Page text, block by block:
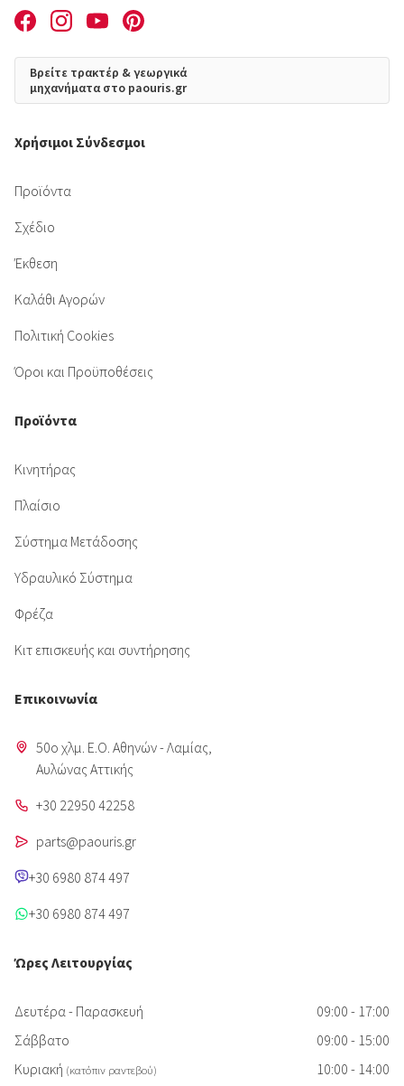
Βρείτε τρακτέρ & γεωργικά
μηχανήματα στο paouris.gr
Χρήσιμοι Σύνδεσμοι
Προϊόντα
Σχέδιο
Έκθεση
Καλάθι Αγορών
Πολιτική Cookies
Όροι και Προϋποθέσεις
Προϊόντα
Κινητήρας
Πλαίσιο
Σύστημα Μετάδοσης
Υδραυλικό Σύστημα
Φρέζα
Κιτ επισκευής και συντήρησης
Επικοινωνία
50o χλμ. Ε.Ο. Αθηνών - Λαμίας,
Aυλώνας Αττικής
+30 22950 42258
parts@paouris.gr
+30 6980 874 497
+30 6980 874 497
Ώρες Λειτουργίας
Δευτέρα - Παρασκευή
09:00 - 17:00
Σάββατο
09:00 - 15:00
Κυριακή (κατόπιν ραντεβού) 10:00 - 14:00